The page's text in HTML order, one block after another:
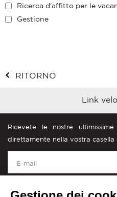
Ricerca d'affitto per le
Gestione
RITORNO
Link
Ricevete le nostre
direttamente nella vostra casella